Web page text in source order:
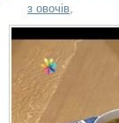
з овочів